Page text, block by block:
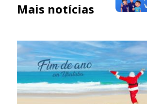
Mais notícias